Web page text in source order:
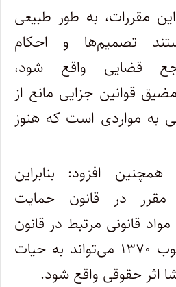
مقررات، به طور طبیعی
تصمیم‌ها و احکام
قضایی واقع شود،
قوانین جزایی مانع از
به مواردی است که هنوز
همچنین افزود: بنابراین
در قانون حمایت
مواد قانونی مرتبط در قانون
مجازات اسلامی مصوب ۱۳۷۰ می‌تواند به حیات
اثر حقوقی واقع شود.